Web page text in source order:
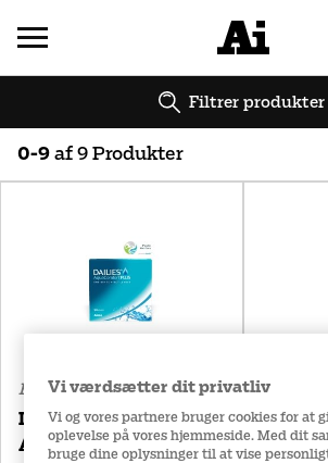
Filtrer produkter
0-9 af 9 Produkter
Navn (Ö-A) Pris
Endagslinser
DAILIES
AquaComfort Plus
Vi værdsætter dit privatliv
Vi og vores partnere bruger cookies for at
oplevelse på vores hjemmeside. Med dit
bruge dine oplysninger til at vise